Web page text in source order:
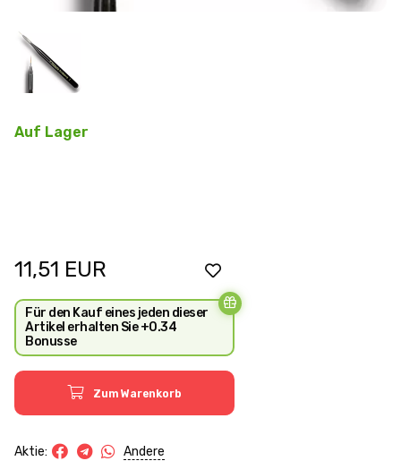
Auf Lager
11,51 EUR
Für den Kauf eines jeden dieser
Artikel erhalten Sie +0.34
Bonusse
Zum Warenkorb
Aktie: Andere